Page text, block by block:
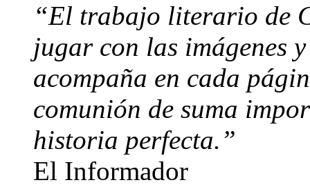
“El trabajo literario de
jugar con las imágenes
acompaña en cada
comunión de suma
historia perfecta.”
El Informador